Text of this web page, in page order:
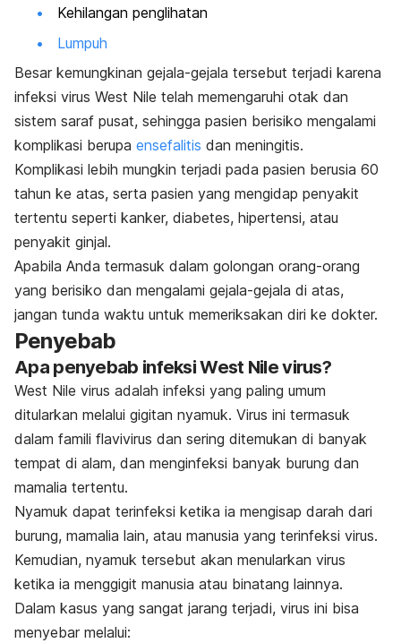
Kehilangan penglihatan
Lumpuh
Besar kemungkinan gejala-gejala tersebut terjadi karena
infeksi virus West Nile telah memengaruhi otak dan
sistem saraf pusat, sehingga pasien berisiko mengalami
komplikasi berupa ensefalitis dan meningitis.
Komplikasi lebih mungkin terjadi pada pasien berusia 60
tahun ke atas, serta pasien yang mengidap penyakit
tertentu seperti kanker, diabetes, hipertensi, atau
penyakit ginjal.
Apabila Anda termasuk dalam golongan orang-orang
yang berisiko dan mengalami gejala-gejala di atas,
jangan tunda waktu untuk memeriksakan diri ke dokter.
Penyebab
Apa penyebab infeksi West Nile virus?
West Nile virus adalah infeksi yang paling umum
ditularkan melalui gigitan nyamuk. Virus ini termasuk
dalam famili flavivirus dan sering ditemukan di banyak
tempat di alam, dan menginfeksi banyak burung dan
mamalia tertentu.
Nyamuk dapat terinfeksi ketika ia mengisap darah dari
burung, mamalia lain, atau manusia yang terinfeksi virus.
Kemudian, nyamuk tersebut akan menularkan virus
ketika ia menggigit manusia atau binatang lainnya.
Dalam kasus yang sangat jarang terjadi, virus ini bisa
menyebar melalui: